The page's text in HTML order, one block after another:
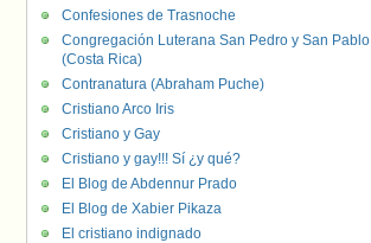
Confesiones de Trasnoche
Congregación Luterana San Pedro y San Pablo
(Costa Rica)
Contranatura (Abraham Puche)
Cristiano Arco Iris
Cristiano y Gay
Cristiano y gay!!! Sí ¿y qué?
El Blog de Abdennur Prado
El Blog de Xabier Pikaza
El cristiano indignado